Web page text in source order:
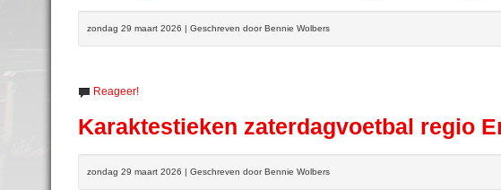
zondag 29 maart 2026 | Geschreven door Bennie Wolbers
Reageer!
Karaktestieken zaterdagvoetbal regio
zondag 29 maart 2026 | Geschreven door Bennie Wolbers